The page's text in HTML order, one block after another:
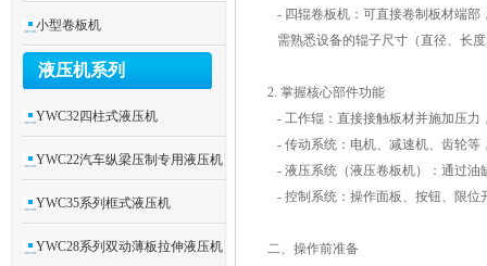
小型卷板机
液压机系列
YWC32四柱式液压机
YWC22汽车纵梁压制专用液压机
YWC35系列框式液压机
YWC28系列双动薄板拉伸液压机
- 四辊卷板机：可直接卷制板材端
需熟悉设备的辊子尺寸（直径、长
2. 掌握核心部件功能
- 工作辊：直接接触板材并施加压
- 传动系统：电机、减速机、齿轮
- 液压系统（液压卷板机）：通过
- 控制系统：操作面板、按钮、限位
二、操作前准备